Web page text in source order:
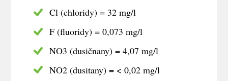
Cl (chloridy) = 32 mg/l
F (fluoridy) = 0,073 mg/l
NO3 (dusičnany) = 4,07 mg/l
NO2 (dusitany) = < 0,02 mg/l